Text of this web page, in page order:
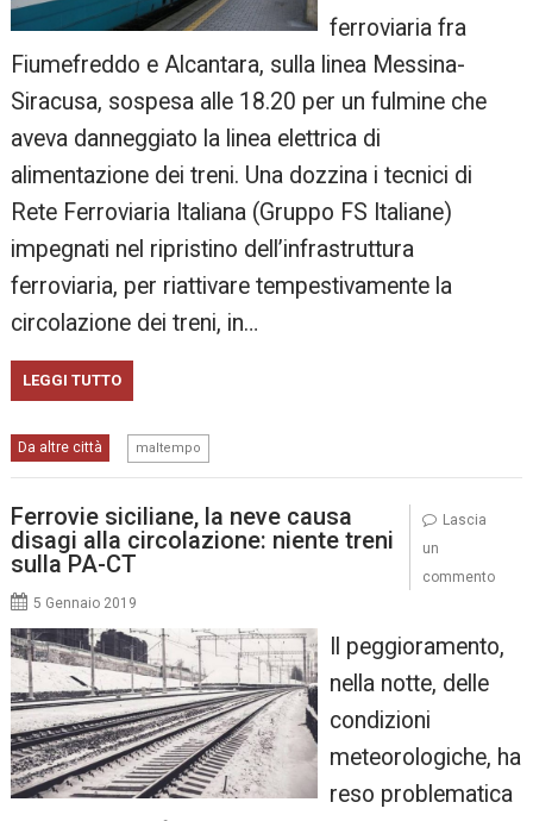
ferroviaria fra
Fiumefreddo e Alcantara, sulla linea Messina-
Siracusa, sospesa alle 18.20 per un fulmine che
aveva danneggiato la linea elettrica di
alimentazione dei treni. Una dozzina i tecnici di
Rete Ferroviaria Italiana (Gruppo FS Italiane)
impegnati nel ripristino dell’infrastruttura
ferroviaria, per riattivare tempestivamente la
circolazione dei treni, in…
LEGGI TUTTO
Da altre città maltempo
Ferrovie siciliane, la neve causa
disagi alla circolazione: niente treni
sulla PA-CT
5 Gennaio 2019
Il peggioramento,
nella notte, delle
condizioni
meteorologiche, ha
reso problematica
Lascia
un
commento